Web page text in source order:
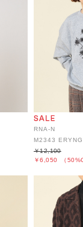
RNA-N
M2343
￥6,050 （
￥12,100